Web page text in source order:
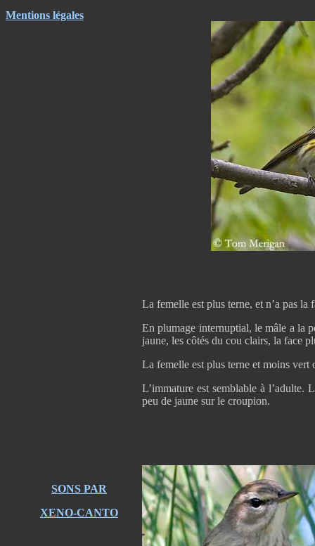
Mentions légales
La femelle est plus terne, et n’a pas la
En plumage internuptial, le mâle a la
jaune, les côtés du cou clairs, la face
La femelle est plus terne et moins vert
L’immature est semblable à l’adulte.
peu de jaune sur le croupion.
SONS PAR
XENO-CANTO